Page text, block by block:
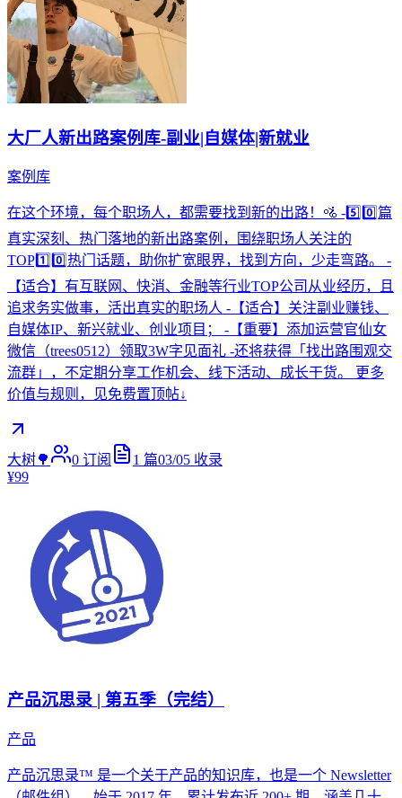
大厂人新出路案例库-副业|自媒体|新就业
案例库
在这个环境，每个职场人，都需要找到新的出路！🚵 -5️⃣0️⃣篇
真实深刻、热门落地的新出路案例，围绕职场人关注的
TOP1️⃣0️⃣热门话题，助你扩宽眼界，找到方向，少走弯路。 -
【适合】有互联网、快消、金融等行业TOP公司从业经历，且
追求务实做事，活出真实的职场人 -【适合】关注副业赚钱、
自媒体IP、新兴就业、创业项目； -【重要】添加运营官仙女
微信（trees0512）领取3W字见面礼 -还将获得「找出路围观交
流群」，不定期分享工作机会、线下活动、成长干货。 更多
价值与规则，见免费置顶帖↓
大树🌳 0 订阅 1 篇03/05 收录
¥99
产品沉思录 | 第五季（完结）
产品
产品沉思录™ 是一个关于产品的知识库，也是一个 Newsletter